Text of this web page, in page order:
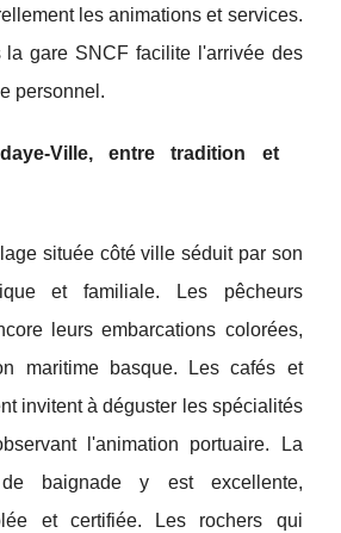
les animations et services.
la gare SNCF facilite l'arrivée des
personnel.
Ville, entre tradition et
située côté ville séduit par son
et familiale. Les pêcheurs
leurs embarcations colorées,
maritime basque. Les cafés et
invitent à déguster les spécialités
l'animation portuaire. La
baignade y est excellente,
et certifiée. Les rochers qui